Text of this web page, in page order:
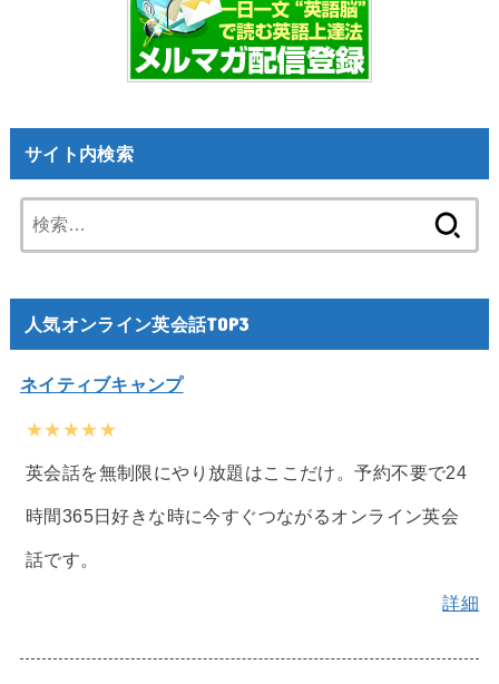
サイト内検索
索:
人気オンライン英会話TOP3
ネイティブキャンプ
★★★★★
英会話を無制限にやり放題はここだけ。予約不要で24
時間365日好きな時に今すぐつながるオンライン英会
話です。
詳細